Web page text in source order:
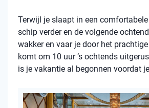
Terwijl je slaapt in een
schip verder en de volgende
wakker en vaar je door het
komt om 10 uur ’s ochtends
is je vakantie al begonnen voordat